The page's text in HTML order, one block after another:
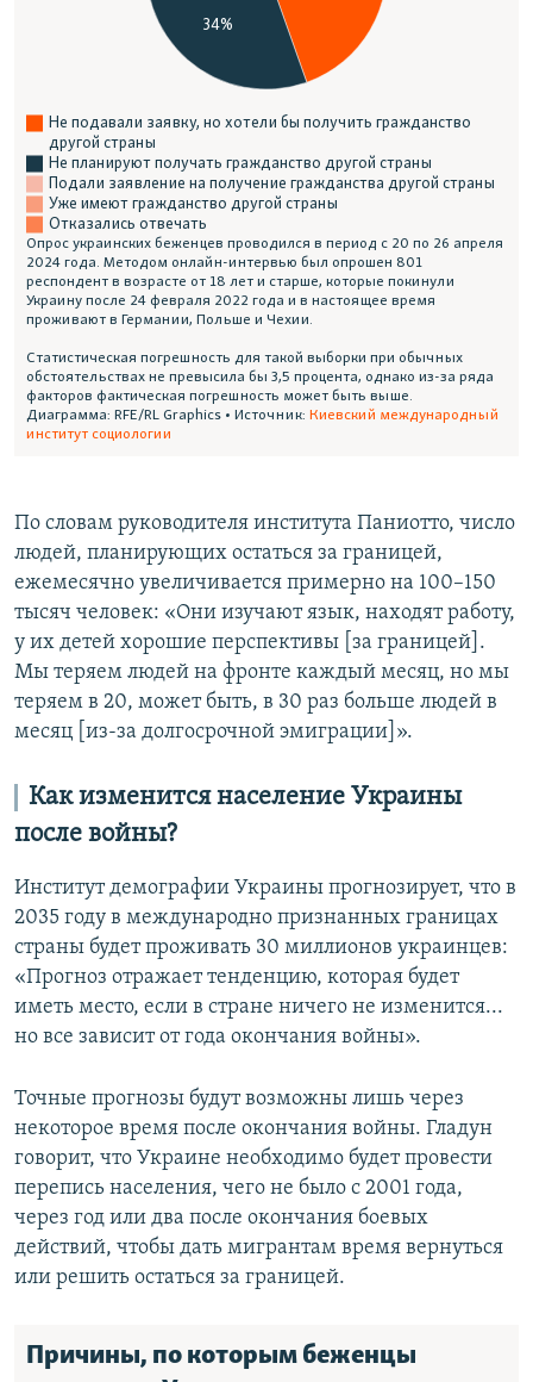
По словам руководителя института Паниотто, число
людей, планирующих остаться за границей,
ежемесячно увеличивается примерно на 100–150
тысяч человек: «Они изучают язык, находят работу,
у их детей хорошие перспективы [за границей].
Мы теряем людей на фронте каждый месяц, но мы
теряем в 20, может быть, в 30 раз больше людей в
месяц [из-за долгосрочной эмиграции]».
Как изменится население Украины
после войны?
Институт демографии Украины прогнозирует, что в
2035 году в международно признанных границах
страны будет проживать 30 миллионов украинцев:
«Прогноз отражает тенденцию, которая будет
иметь место, если в стране ничего не изменится...
но все зависит от года окончания войны».
Точные прогнозы будут возможны лишь через
некоторое время после окончания войны. Гладун
говорит, что Украине необходимо будет провести
перепись населения, чего не было с 2001 года,
через год или два после окончания боевых
действий, чтобы дать мигрантам время вернуться
или решить остаться за границей.